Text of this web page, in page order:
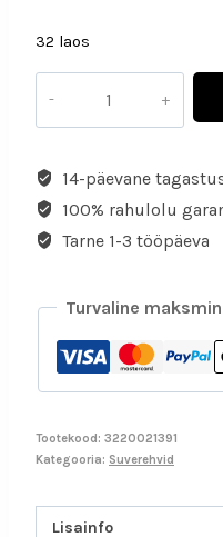
32 laos
14-päevane
100% rahulolu
Tarne 1-3 tööpäeva
Turvaline
Tootekood: 3220021391
Kategooria: Suverehvid
Lisainfo